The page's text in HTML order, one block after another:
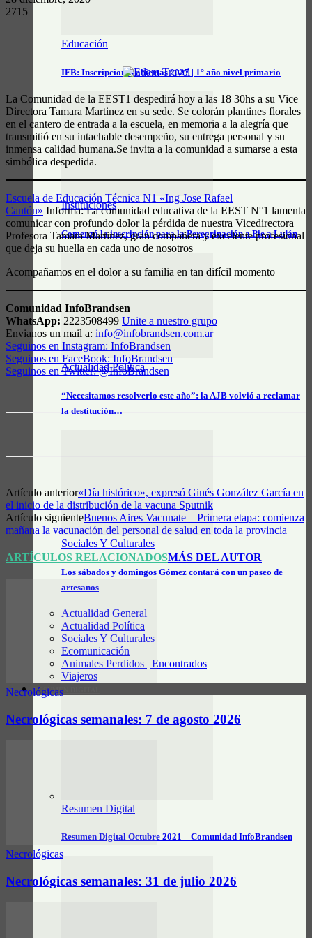
Educación
IFB: Inscripciones abiertas 2027 | 1° año nivel primario
Instituciones
Comenzó la inscripción para la Peregrinación a Pie a Luján
Actualidad Política
“Necesitamos resolverlo este año”: la AJB volvió a reclamar
la destitución…
Sociales Y Culturales
Los sábados y domingos Gómez contará con un paseo de
artesanos
Actualidad General
Actualidad Política
Sociales Y Culturales
Ecomunicación
Animales Perdidos | Encontrados
Viajeros
RESUMEN DIGITAL
Resumen Digital
Resumen Digital Octubre 2021 – Comunidad InfoBrandsen
2715
La Comunidad de la EEST1 despedirá hoy a las 18 30hs a su Vice
Directora Tamara Martinez en su sede. Se colorán plantines florales
en el cantero de entrada a la escuela, en memoria a la alegría que
transmitió en su intachable desempeño, su entrega personal y su
inmensa calidad humana.Se invita a la comunidad a sumarse a esta
simbólica despedida.
Escuela de Educación Técnica N1 «Ing Jose Rafael
Cantón» Informa: La comunidad educativa de la EEST N°1 lamenta
comunicar con profundo dolor la pérdida de nuestra Vicedirectora
Profesora Tamara Martinez, gran compañera y excelente profesional
que deja su huella en cada uno de nosotros
Acompañamos en el dolor a su familia en tan difícil momento
Comunidad InfoBrandsen
WhatsApp: 2223508499 Unite a nuestro grupo
Envianos un mail a: info@infobrandsen.com.ar
Seguinos en Instagram: InfoBrandsen
Seguinos en FaceBook: InfoBrandsen
Seguinos en Twitter: @InfoBrandsen
Artículo anterior«Día histórico», expresó Ginés González García en
el inicio de la distribución de la vacuna Sputnik
Artículo siguienteBuenos Aires Vacunate – Primera etapa: comienza
mañana la vacunación del personal de salud en toda la provincia
ARTÍCULOS RELACIONADOSMÁS DEL AUTOR
Necrológicas
Necrológicas semanales: 7 de agosto 2026
Necrológicas
Necrológicas semanales: 31 de julio 2026